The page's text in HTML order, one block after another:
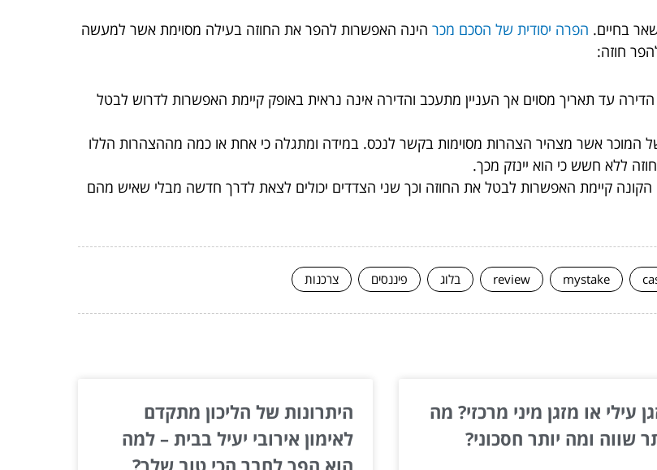
בחיים. הפרה יסודית של הסכם מכר הינה האפשרות להפר את החוזה בעילה מסוימת אשר למעשה
חוזה:
עד תאריך מסוים אך העניין מתעכב והדירה אינה נראית באופק קיימת האפשרות לדרוש לבטל
המוכר אשר מצהיר הצהרות מסוימות בקשר לנכס. במידה ומתגלה כי אחת או כמה מההצהרות הללו
ללא חשש כי הוא יינזק מכך.
קיימת האפשרות לבטל את החוזה וכך שני הצדדים יכולים לצאת לדרך חדשה מבלי שאיש מהם
mystake
review בלוג פיננסים צרכנות
עילי או מזגן מיני מרכזי? מה
שווה ומה יותר חסכוני?
היתרונות של הליכון מתקדם
לאימון אירובי יעיל בבית – למה
הוא הפך לחבר הכי טוב שלך?